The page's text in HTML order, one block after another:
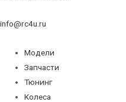
info@rc4u.ru
Модели
Запчасти
Тюнинг
Колеса